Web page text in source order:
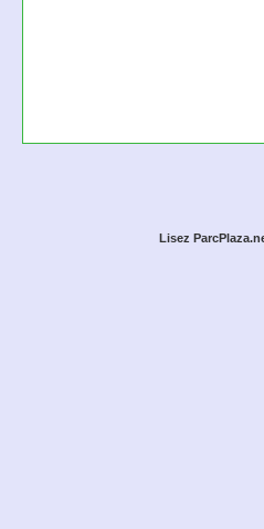
Lisez